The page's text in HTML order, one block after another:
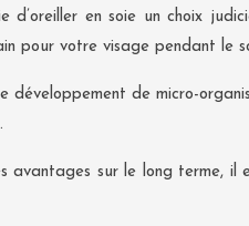
en soie un choix
pour votre visage pendant le
de micro-
sur le long terme, il